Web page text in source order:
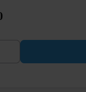
/ Terpentine aantal